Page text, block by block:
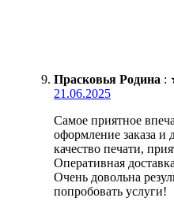
Прасковья Родина :
21.06.2025
Самое приятное
оформление заказа
качество печати,
Оперативная
Очень довольна
попробовать услуги!